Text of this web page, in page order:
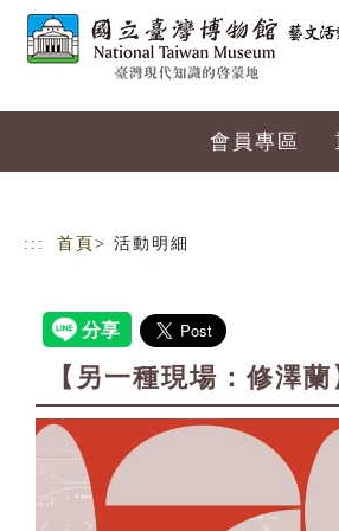
會員專區
::: 首頁 > 活動明細
【另一種現場：修澤